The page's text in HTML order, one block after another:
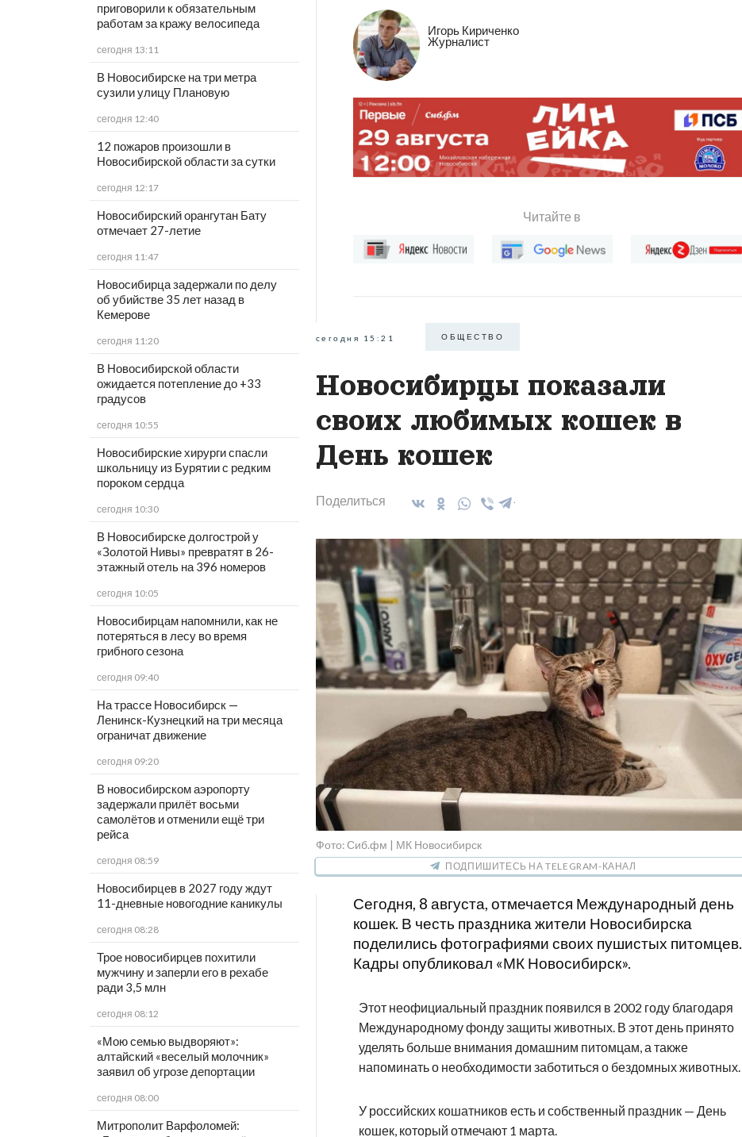
приговорили к обязательным
работам за кражу велосипеда
сегодня 13:11
В Новосибирске на три метра
сузили улицу Плановую
сегодня 12:40
12 пожаров произошли в
Новосибирской области за сутки
сегодня 12:17
Новосибирский орангутан Бату
отмечает 27-летие
сегодня 11:47
Новосибирца задержали по делу
об убийстве 35 лет назад в
Кемерове
сегодня 11:20
В Новосибирской области
ожидается потепление до +33
градусов
сегодня 10:55
Новосибирские хирурги спасли
школьницу из Бурятии с редким
пороком сердца
сегодня 10:30
В Новосибирске долгострой у
«Золотой Нивы» превратят в 26-
этажный отель на 396 номеров
сегодня 10:05
Новосибирцам напомнили, как не
потеряться в лесу во время
грибного сезона
сегодня 09:40
На трассе Новосибирск —
Ленинск-Кузнецкий на три месяца
ограничат движение
сегодня 09:20
В новосибирском аэропорту
задержали прилёт восьми
самолётов и отменили ещё три
рейса
сегодня 08:59
Новосибирцев в 2027 году ждут
11-дневные новогодние каникулы
сегодня 08:28
Трое новосибирцев похитили
мужчину и заперли его в рехабе
ради 3,5 млн
сегодня 08:12
«Мою семью выдворяют»:
алтайский «веселый молочник»
заявил об угрозе депортации
сегодня 08:00
Митрополит Варфоломей:
Игорь Кириченко
Журналист
Читайте в
сегодня 15:21 ОБЩЕСТВО
Новосибирцы показали
своих любимых кошек в
День кошек
Поделиться
Фото: Сиб.фм | МК Новосибирск
ПОДПИШИТЕСЬ НА TELEGRAM-КАНАЛ
Сегодня, 8 августа, отмечается Международный день
кошек. В честь праздника жители Новосибирска
поделились фотографиями своих пушистых питомцев.
Кадры опубликовал «МК Новосибирск».
Этот неофициальный праздник появился в 2002 году благодаря
Международному фонду защиты животных. В этот день принято
уделять больше внимания домашним питомцам, а также
напоминать о необходимости заботиться о бездомных животных.
У российских кошатников есть и собственный праздник — День
кошек, который отмечают 1 марта.